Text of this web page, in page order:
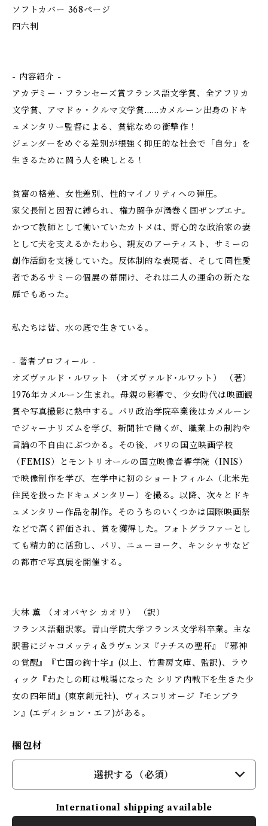
ソフトカバー 368ぺージ
四六判
- 内容紹介 -
アカデミー・フランセーズ賞フランス語文学賞、全アフリカ
文学賞、アマドゥ・クルマ文学賞……カメルーン出身のドキ
ュメンタリー監督による、賞総なめの衝撃作！
ジェンダーをめぐる差別が根強く抑圧的な社会で「自分」を
生きるために闘う人を映しとる！
貧富の格差、女性差別、性的マイノリティへの弾圧。
家父長制と因習に縛られ、権力闘争が渦巻く国ザンブエナ。
かつて教師として働いていたカトメは、野心的な政治家の妻
として夫を支えるかたわら、親友のアーティスト、サミーの
創作活動を支援していた。反体制的な表現者、そして同性愛
者であるサミーの個展の幕開け、それは二人の運命の新たな
扉でもあった。
私たちは皆、水の底で生きている。
- 著者プロフィール -
オズヴァルド・ルワット （オズヴァルド･ルワット） （著）
1976年カメルーン生まれ。母親の影響で、少女時代は映画観
賞や写真撮影に熱中する。パリ政治学院卒業後はカメルーン
でジャーナリズムを学び、新聞社で働くが、職業上の制約や
言論の不自由にぶつかる。その後、パリの国立映画学校
（FEMIS）とモントリオールの国立映像音響学院（INIS）
で映像制作を学び、在学中に初のショートフィルム（北米先
住民を扱ったドキュメンタリー）を撮る。以降、次々とドキ
ュメンタリー作品を制作。そのうちのいくつかは国際映画祭
などで高く評価され、賞を獲得した。フォトグラファーとし
ても精力的に活動し、パリ、ニューヨーク、キンシャサなど
の都市で写真展を開催する。
大林 薫 （オオバヤシ カオリ） （訳）
フランス語翻訳家。青山学院大学フランス文学科卒業。主な
訳書にジャコメッティ&ラヴェンヌ『ナチスの聖杯』『邪神
の覚醒』『亡国の鉤十字』(以上、竹書房文庫、監訳)、ラウ
ィック『わたしの町は戦場になった シリア内戦下を生きた少
女の四年間』(東京創元社)、ヴィスコリオージ『モンブラ
ン』(エディション・エフ)がある。
梱包材
選択する（必須）
International shipping available